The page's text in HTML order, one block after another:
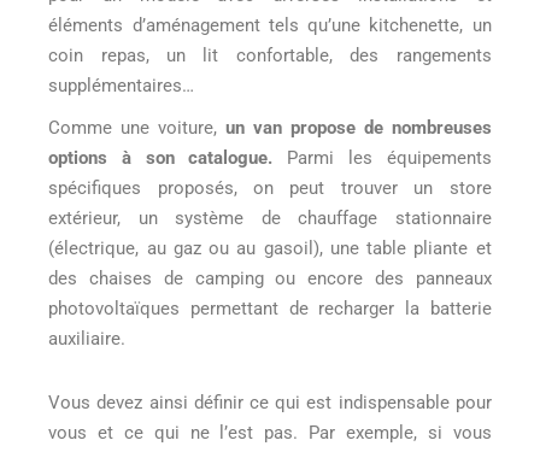
éléments d’aménagement tels qu’une kitchenette, un
coin repas, un lit confortable, des rangements
supplémentaires…
Comme une voiture,un van propose de nombreuses
options à son catalogue. Parmi les équipements
spécifiques proposés, on peut trouver un store
extérieur, un système de chauffage stationnaire
(électrique, au gaz ou au gasoil), une table pliante et
des chaises de camping ou encore des panneaux
photovoltaïques permettant de recharger la batterie
auxiliaire.
Vous devez ainsi définir ce qui est indispensable pour
vous et ce qui ne l’est pas. Par exemple, si vous